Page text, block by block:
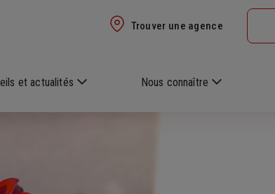
Trouver une agence
et actualités Nous connaître